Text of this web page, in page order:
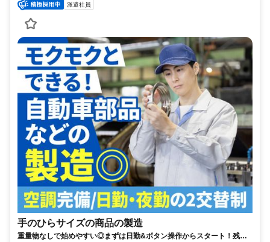
派遣社員
手のひらサイズの商品の製造
重量物なしで始めやすい◎まずは日勤&ボタン操作からスタート！残業